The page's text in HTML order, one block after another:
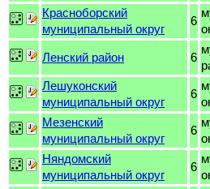
Красноборский
муниципальный округ
6
Ленский район 6
Лешуконский
муниципальный округ
6
Мезенский
муниципальный округ
6
Няндомский
муниципальный округ
6